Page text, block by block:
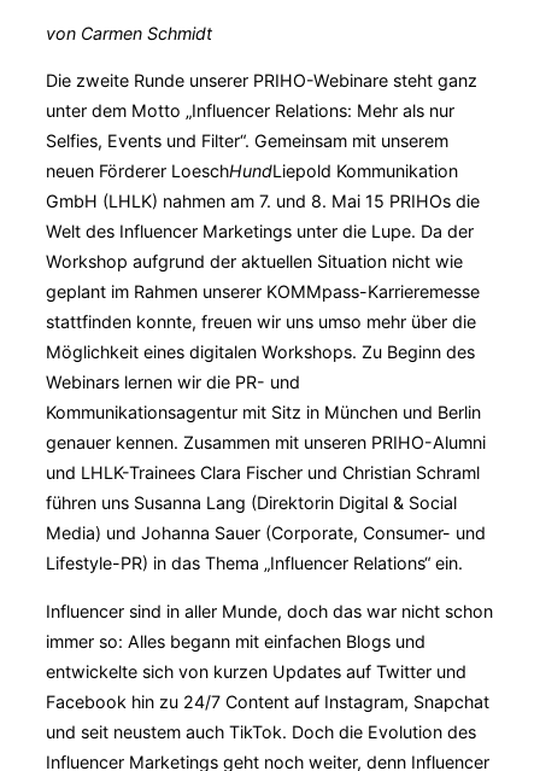
von Carmen Schmidt
Die zweite Runde unserer PRIHO-Webinare steht ganz
unter dem Motto „Influencer Relations: Mehr als nur
Selfies, Events und Filter“. Gemeinsam mit unserem
neuen Förderer LoeschHundLiepold Kommunikation
GmbH (LHLK) nahmen am 7. und 8. Mai 15 PRIHOs die
Welt des Influencer Marketings unter die Lupe. Da der
Workshop aufgrund der aktuellen Situation nicht wie
geplant im Rahmen unserer KOMMpass-Karrieremesse
stattfinden konnte, freuen wir uns umso mehr über die
Möglichkeit eines digitalen Workshops. Zu Beginn des
Webinars lernen wir die PR- und
Kommunikationsagentur mit Sitz in München und Berlin
genauer kennen. Zusammen mit unseren PRIHO-Alumni
und LHLK-Trainees Clara Fischer und Christian Schraml
führen uns Susanna Lang (Direktorin Digital & Social
Media) und Johanna Sauer (Corporate, Consumer- und
Lifestyle-PR) in das Thema „Influencer Relations“ ein.
Influencer sind in aller Munde, doch das war nicht schon
immer so: Alles begann mit einfachen Blogs und
entwickelte sich von kurzen Updates auf Twitter und
Facebook hin zu 24/7 Content auf Instagram, Snapchat
und seit neustem auch TikTok. Doch die Evolution des
Influencer Marketings geht noch weiter, denn Influencer